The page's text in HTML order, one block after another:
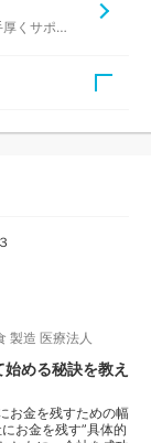
税務調査・資金調達・相続など各分野のプロが手厚くサポート
ど複数名の税
最善のサポー
規調達、財務
者の支援いた
れる方は一
製造 医療法人
める秘訣を教え
お金を残すための幅
お金を残す”具体的